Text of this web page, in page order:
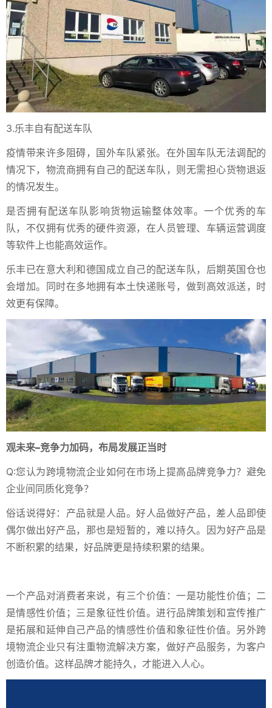
3.乐丰自有配送车队
疫情带来许多阻碍，国外车队紧张。在外国车队无法调配的
情况下，物流商拥有自己的配送车队，则无需担心货物退返
的情况发生。
是否拥有配送车队影响货物运输整体效率。一个优秀的车
队，不仅拥有优秀的硬件资源，在人员管理、车辆运营调度
等软件上也能高效运作。
乐丰已在意大利和德国成立自己的配送车队，后期英国仓也
会增加。同时在多地拥有本土快递账号，做到高效派送，时
效更有保障。
观未来–竞争力加码，布局发展正当时
Q:您认为跨境物流企业如何在市场上提高品牌竞争力？避免
企业间同质化竞争？
俗话说得好：产品就是人品。好人品做好产品，差人品即使
偶尔做出好产品，那也是短暂的，难以持久。因为好产品是
不断积累的结果，好品牌更是持续积累的结果。
一个产品对消费者来说，有三个价值：一是功能性价值；二
是情感性价值；三是象征性价值。进行品牌策划和宣传推广
是拓展和延伸自己产品的情感性价值和象征性价值。另外跨
境物流企业只有注重物流解决方案，做好产品服务，为客户
创造价值。这样品牌才能持久，才能进入人心。